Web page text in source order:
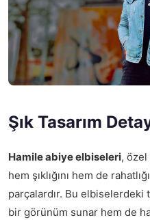
Şık Tasarım
Hamile abiye elbiseleri, özel
hem şıklığını hem de
parçalardır. Bu elbiselerdeki
bir görünüm sunar hem de